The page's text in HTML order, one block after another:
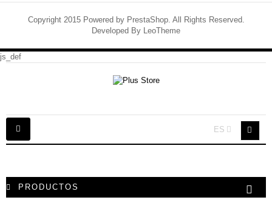
Copyright 2015 Powered by PrestaShop. All Rights Reserved.
Developed By
LeoTheme
js_def
Navegación
Toggle
ES
PRODUCTOS